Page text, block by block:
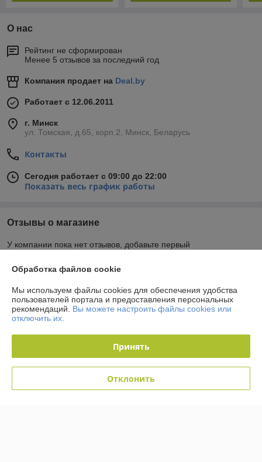
О нас
Рейтинг не сформирован
Менее 5 отзывов за последний год
Компания продает на Deal.by
Работает с 12.06.2011
г. Минск
ул. Томская, д.65, корп.2, Минск, Беларусь
Контакты
Сегодня работает с 09:00 до 22:00
Показать весь график работы
Отзывы о магазине
У компании пока нет отзывов, добавьте первый
Контакты
Доставка и оплата
График работы
Полная версия сайта
Обработка файлов cookie
Мы используем файлы cookies для обеспечения удобства
пользователей портала и предоставления персональных
рекомендаций. Вы можете настроить файлы cookies или
отключить их.
Принять
Отклонить